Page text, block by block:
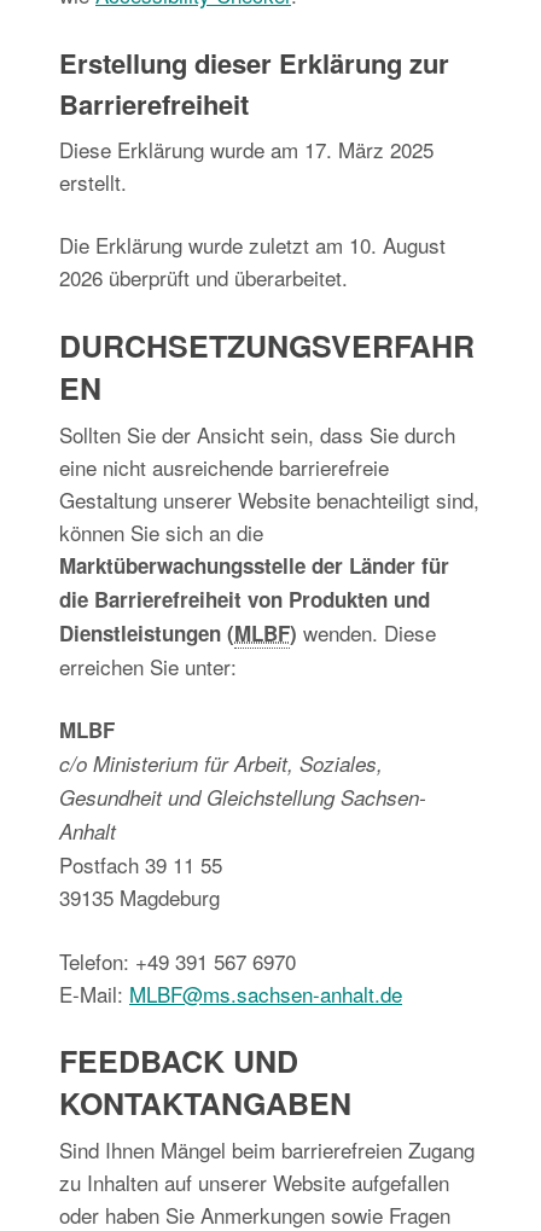
Erstellung dieser Erklärung zur
Barrierefreiheit
Diese Erklärung wurde am 17. März 2025
erstellt.
Die Erklärung wurde zuletzt am 10. August
2026 überprüft und überarbeitet.
DURCHSETZUNGSVERFAHR
EN
Sollten Sie der Ansicht sein, dass Sie durch
eine nicht ausreichende barrierefreie
Gestaltung unserer Website benachteiligt sind,
können Sie sich an die
Marktüberwachungsstelle der Länder für
die Barrierefreiheit von Produkten und
Dienstleistungen (MLBF) wenden. Diese
erreichen Sie unter:
MLBF
c/o Ministerium für Arbeit, Soziales,
Gesundheit und Gleichstellung Sachsen-
Anhalt
Postfach 39 11 55
39135 Magdeburg
Telefon: +49 391 567 6970
E-Mail: MLBF@ms.sachsen-anhalt.de
FEEDBACK UND
KONTAKTANGABEN
Sind Ihnen Mängel beim barrierefreien Zugang
zu Inhalten auf unserer Website aufgefallen
oder haben Sie Anmerkungen sowie Fragen